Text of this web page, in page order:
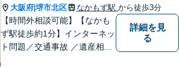
大阪府 堺市北区 なかもず駅 から徒歩3分
【時間外相談可能】【なかも
ず駅徒歩約1分】インターネッ
ト問題／交通事故 ／遺産相
詳細を見
る